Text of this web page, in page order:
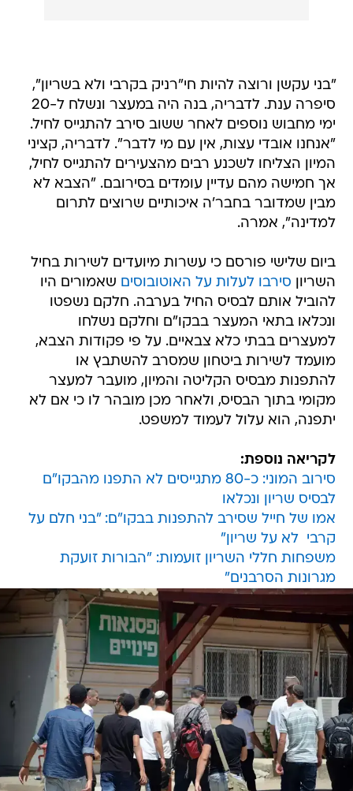
"בני עקשן ורוצה להיות חי"רניק בקרבי ולא בשריון",
סיפרה ענת. לדבריה, בנה היה במעצר ונשלח ל-20
ימי מחבוש נוספים לאחר ששוב סירב להתגייס לחיל.
"אנחנו אובדי עצות, אין עם מי לדבר". לדבריה, קציני
המיון הצליחו לשכנע רבים מהצעירים להתגייס לחיל,
אך חמישה מהם עדיין עומדים בסירובם. "הצבא לא
מבין שמדובר בחבר'ה איכותיים שרוצים לתרום
למדינה", אמרה.
ביום שלישי פורסם כי עשרות מיועדים לשירות בחיל
השריון סירבו לעלות על האוטובוסים שאמורים היו
להוביל אותם לבסיס החיל בערבה. חלקם נשפטו
ונכלאו בתאי המעצר בבקו"ם וחלקם נשלחו
למעצרים בבתי כלא צבאיים. על פי פקודות הצבא,
מועמד לשירות ביטחון שמסרב להשתבץ או
להתפנות מבסיס הקליטה והמיון, מועבר למעצר
מקומי בתוך הבסיס, ולאחר מכן מובהר לו כי אם לא
יתפנה, הוא עלול לעמוד למשפט.
לקריאה נוספת:
סירוב המוני: כ-80 מתגייסים לא התפנו מהבקו"ם
לבסיס שריון ונכלאו
אמו של חייל שסירב להתפנות בבקו"ם: "בני חלם על
קרבי  לא על שריון"
משפחות חללי השריון זועמות: "הבורות זועקת
מגרונות הסרבנים"